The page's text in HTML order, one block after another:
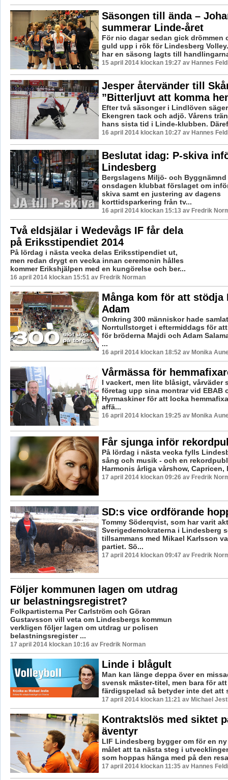
Säsongen till ända –
summerar Linde-året
För nio dagar sedan gick drömmen
guld upp i rök för Lindesberg
har en säsong lagts till
15 april 2014 klockan 19:27 av Hannes
Jesper återvänder till
”Bitterljuvt att komma
Efter två säsonger i Lindlöven
Ekengren tack och adjö. Vårens
hans sista tid i Linde-klubben.
16 april 2014 klockan 10:27 av Hannes
Beslutat idag: P-skiva
Lindesberg
Bergslagens Miljö- och Byggnämnd
onsdagen klubbat förslaget om
skiva samt en justering av dagens
korttidsparkering från tv...
16 april 2014 klockan 15:13 av Fredrik
Två eldsjälar i Wedevågs IF får dela
på Eriksstipendiet 2014
På lördag i nästa vecka delas Eriksstipendiet ut,
men redan drygt en vecka innan ceremonin hålles
kommer Erikshjälpen med en kungörelse och ber...
16 april 2014 klockan 15:51 av Fredrik Norman
Många kom för att stödja
Adam
Omkring 300 människor hade
Norrtullstorget i eftermiddags för
för bröderna Majdi och Adam
...
16 april 2014 klockan 18:52 av Monika
Vårmässa för
I vackert, men lite blåsigt, vårväder
företag upp sina montrar vid EBAB
Hyrmaskiner för att locka
affä...
16 april 2014 klockan 19:25 av Monika
Får sjunga inför
På lördag i nästa vecka fylls
sång och musik - och en
Harmonis årliga vårshow, Capricen,
17 april 2014 klockan 09:26 av Fredrik
SD:s vice ordförande
Tommy Söderqvist, som har varit
Sverigedemokraterna i Lindesberg
tillsammans med Mikael Karlsson
partiet. Sö...
17 april 2014 klockan 09:47 av Fredrik
Följer kommunen lagen om utdrag
ur belastningsregistret?
Folkpartisterna Per Carlström och Göran
Gustavsson vill veta om Lindesbergs kommun
verkligen följer lagen om utdrag ur polisen
belastningsregister ...
17 april 2014 klockan 10:16 av Fredrik Norman
Linde i blågult
Man kan länge deppa över en
svensk mäster-titel, men bara för
färdigspelad så betyder inte det att
17 april 2014 klockan 11:21 av Michael
Kontraktslös med siktet
äventyr
LIF Lindesberg bygger om för en
målet att ta nästa steg i
som hoppas hänga med på den
17 april 2014 klockan 11:35 av Hannes